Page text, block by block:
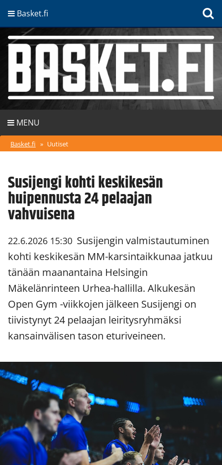
Basket.fi
MENU
Basket.fi » Uutiset
Susijengi kohti keskikesän
huipennusta 24 pelaajan
vahvuisena
22.6.2026 15:30 Susijengin valmistautuminen
kohti keskikesän MM-karsintaikkunaa jatkuu
tänään maanantaina Helsingin
Mäkelänrinteen Urhea-hallilla. Alkukesän
Open Gym -viikkojen jälkeen Susijengi on
tiivistynyt 24 pelaajan leiritysryhmäksi
kansainvälisen tason eturiveineen.